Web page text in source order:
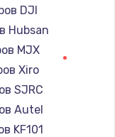
DJI
Hubsan
MJX
Xiro
SJRC
Autel
KF101